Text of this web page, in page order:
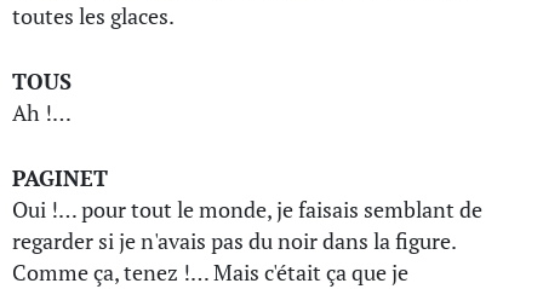
toutes les glaces.
TOUS
Ah !…
PAGINET
Oui !… pour tout le monde, je faisais semblant de
regarder si je n'avais pas du noir dans la figure.
Comme ça, tenez !… Mais c'était ça que je